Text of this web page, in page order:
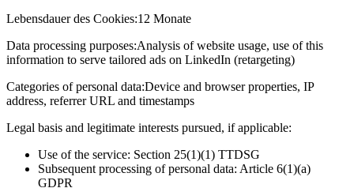
Lebensdauer des Cookies:12 Monate
Data processing purposes:Analysis of website usage, use of this
information to serve tailored ads on LinkedIn (retargeting)
Categories of personal data:Device and browser properties, IP
address, referrer URL and timestamps
Legal basis and legitimate interests pursued, if applicable:
Use of the service: Section 25(1)(1) TTDSG
Subsequent processing of personal data: Article 6(1)(a)
GDPR